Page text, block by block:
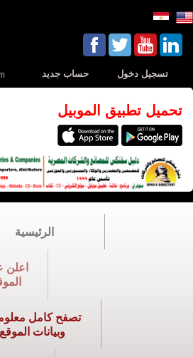
تسجيل دخول حساب جديد
تحميل تطبيق الموبيل
الرئيسية
اعلن
تصفح كامل
وبيانات الموقع